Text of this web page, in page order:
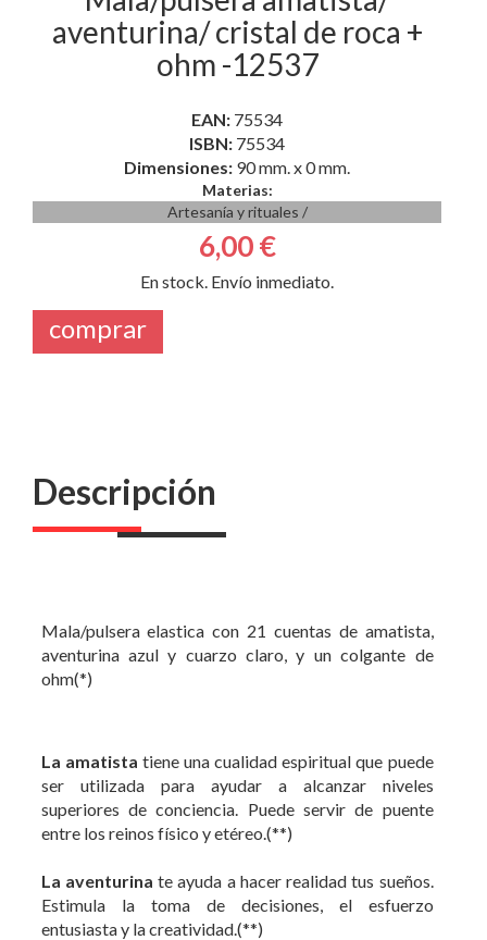
aventurina/ cristal de roca +
ohm -12537
EAN: 75534
ISBN: 75534
Dimensiones: 90 mm. x 0 mm.
Materias:
Artesanía y rituales /
6,00 €
En stock. Envío inmediato.
comprar
Descripción
Mala/pulsera elastica con 21 cuentas de amatista,
aventurina azul y cuarzo claro, y un colgante de
ohm(*)
La amatista tiene una cualidad espiritual que puede
ser utilizada para ayudar a alcanzar niveles
superiores de conciencia. Puede servir de puente
entre los reinos físico y etéreo.(**)
La aventurina te ayuda a hacer realidad tus sueños.
Estimula la toma de decisiones, el esfuerzo
entusiasta y la creatividad.(**)